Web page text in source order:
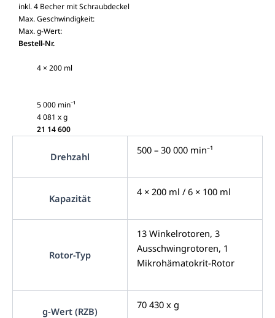
inkl. 4 Becher mit Schraubdeckel
Max. Geschwindigkeit:
Max. g-Wert:
Bestell-Nr.
4 × 200 ml
5 000 min⁻¹
4 081 x g
21 14 600
Drehzahl
500 – 30 000 min⁻¹
Kapazität
4 × 200 ml / 6 × 100 ml
Rotor-Typ
13 Winkelrotoren, 3
Ausschwingrotoren, 1
Mikrohämatokrit-Rotor
g-Wert (RZB)
70 430 x g